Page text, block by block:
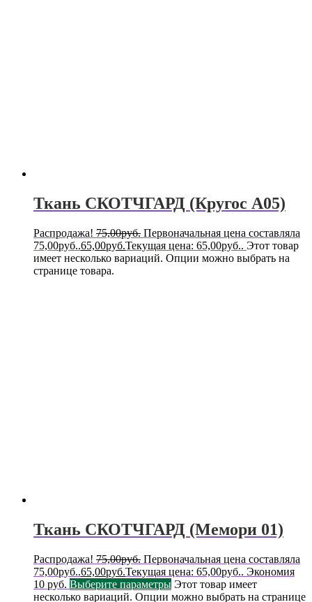
Ткань СКОТЧГАРД (Кругос А05)
Распродажа! 75,00руб. Первоначальная цена составляла
75,00руб..65,00руб.Текущая цена: 65,00руб.. Этот товар
имеет несколько вариаций. Опции можно выбрать на
странице товара.
Ткань СКОТЧГАРД (Мемори 01)
Распродажа! 75,00руб. Первоначальная цена составляла
75,00руб..65,00руб.Текущая цена: 65,00руб.. Экономия
10 руб. Выберите параметры Этот товар имеет
несколько вариаций. Опции можно выбрать на странице